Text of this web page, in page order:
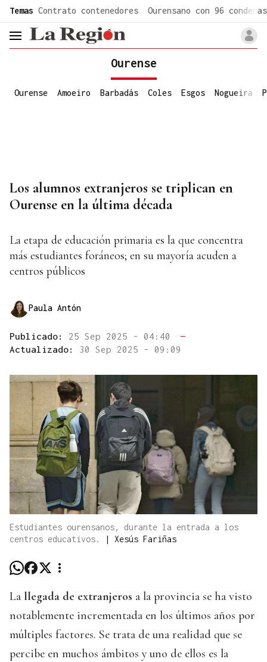
Temas Contrato contenedores Ourensano con 96 condenas
header.menu.open
Ourense
Ourense Amoeiro Barbadás Coles Esgos Nogueira
Los alumnos extranjeros se triplican en
Ourense en la última década
La etapa de educación primaria es la que concentra
más estudiantes foráneos; en su mayoría acuden a
centros públicos
Paula Antón
Publicado: 25 Sep 2025 - 04:40
—
Actualizado: 30 Sep 2025 - 09:09
Estudiantes ourensanos, durante la entrada a los
centros educativos.
| Xesús Fariñas
La llegada de extranjeros a la provincia se ha visto
notablemente incrementada en los últimos años por
múltiples factores. Se trata de una realidad que se
percibe en muchos ámbitos y uno de ellos es la